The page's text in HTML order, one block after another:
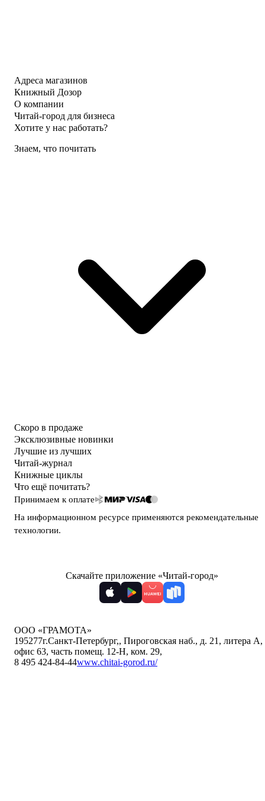
Адреса магазинов
Книжный Дозор
О компании
Читай-город для бизнеса
Хотите у нас работать?
Знаем, что почитать
Скоро в продаже
Эксклюзивные новинки
Лучшие из лучших
Читай-журнал
Книжные циклы
Что ещё почитать?
Принимаем к оплате
На информационном ресурсе применяются рекомендательные
технологии.
Скачайте приложение «Читай-город»
ООО «ГРАМОТА»
195277г.Санкт-Петербург,, Пироговская наб., д. 21, литера А,
офис 63, часть помещ. 12-Н, ком. 29,
8 495 424-84-44www.chitai-gorod.ru/